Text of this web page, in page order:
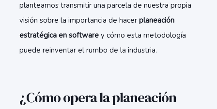
planteamos transmitir una parcela de nuestra propia
visión sobre la importancia de hacer planeación
estratégica en software y cómo esta metodología
puede reinventar el rumbo de la industria.
¿Cómo opera la planeación